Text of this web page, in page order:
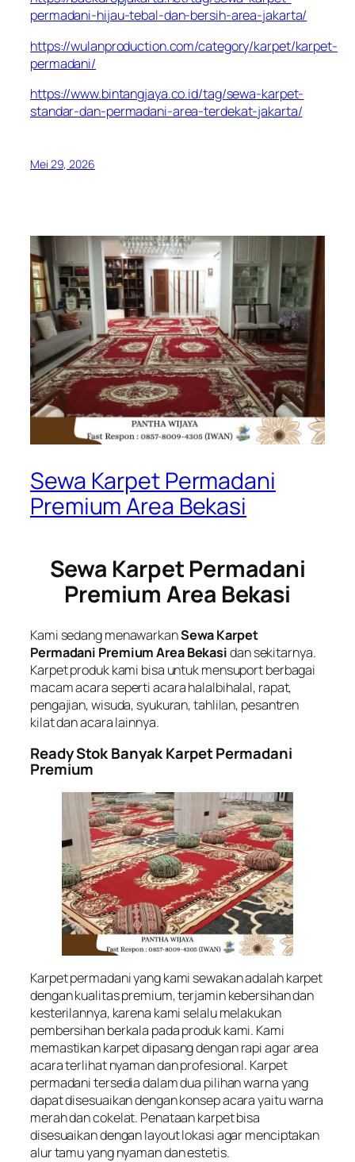
permadani-hijau-tebal-dan-bersih-area-jakarta/
https://wulanproduction.com/category/karpet/karpet-
permadani/
https://www.bintangjaya.co.id/tag/sewa-karpet-
standar-dan-permadani-area-terdekat-jakarta/
Mei 29, 2026
Sewa Karpet Permadani
Premium Area Bekasi
Sewa Karpet Permadani
Premium Area Bekasi
Kami sedang menawarkanSewa Karpet
Permadani Premium Area Bekasidan sekitarnya.
Karpet produk kami bisa untuk mensuport berbagai
macam acara seperti acara halalbihalal, rapat,
pengajian, wisuda, syukuran, tahlilan, pesantren
kilat dan acara lainnya.
Ready Stok Banyak Karpet Permadani
Premium
Karpet permadani yang kami sewakan adalah karpet
dengan kualitas premium, terjamin kebersihan dan
kesterilannya, karena kami selalu melakukan
pembersihan berkala pada produk kami. Kami
memastikan karpet dipasang dengan rapi agar area
acara terlihat nyaman dan profesional. Karpet
permadani tersedia dalam dua pilihan warna yang
dapat disesuaikan dengan konsep acara yaitu warna
merah dan cokelat. Penataan karpet bisa
disesuaikan dengan layout lokasi agar menciptakan
alur tamu yang nyaman dan estetis.